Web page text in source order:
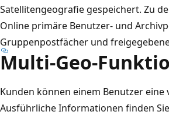
Satellitengeografie gespeichert. Zu
Online primäre Benutzer- und
Gruppenpostfächer und
Multi-Geo-
Kunden können einem Benutzer
Ausführliche Informationen finden